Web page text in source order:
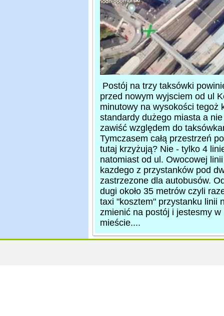
Postój na trzy taksówki
przed nowym wyjsciem od ul
minutowy na wysokości tegoż
standardy dużego miasta a
zawiść względem do
Tymczasem całą przestrzeń
tutaj krzyżują? Nie - tylko 4
natomiast od ul. Owocowej
kazdego z przystanków pod
zastrzezone dla autobusów.
dugi około 35 metrów czyli
taxi "kosztem" przystanku linii
zmienić na postój i jestesmy
mieście....